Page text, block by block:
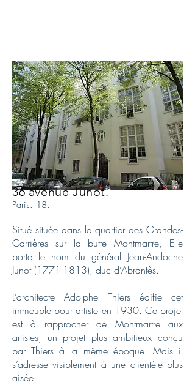
36 avenue Junot.
Paris. 18.
Situé située dans le quartier des Grandes-
Carrières sur la butte Montmartre, Elle
porte le nom du général Jean-Andoche
Junot(1771-1813), duc d’Abrantès.
L’architecte Adolphe Thiers édifie cet
immeuble pour artiste en 1930. Ce projet
est à rapprocher de Montmartre aux
artistes, un projet plus ambitieux conçu
par Thiers à la même époque. Mais il
s’adresse visiblement à une clientèle plus
aisée.